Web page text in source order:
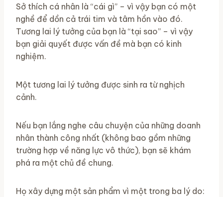
Sở thích cá nhân là “cái gì” – vì vậy bạn có một
nghề để dồn cả trái tim và tâm hồn vào đó.
Tương lai lý tưởng của bạn là “tại sao” – vì vậy
bạn giải quyết được vấn đề mà bạn có kinh
nghiệm.
Một tương lai lý tưởng được sinh ra từ nghịch
cảnh.
Nếu bạn lắng nghe câu chuyện của những doanh
nhân thành công nhất (không bao gồm những
trường hợp về năng lực vô thức), bạn sẽ khám
phá ra một chủ đề chung.
Họ xây dựng một sản phẩm vì một trong ba lý do: